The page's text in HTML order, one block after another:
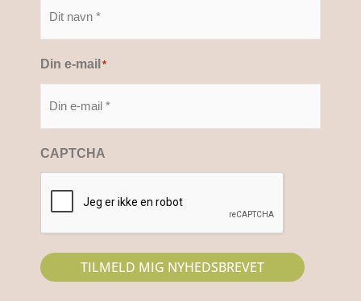
Din e-mail *
CAPTCHA
TILMELD MIG NYHEDSBREVET